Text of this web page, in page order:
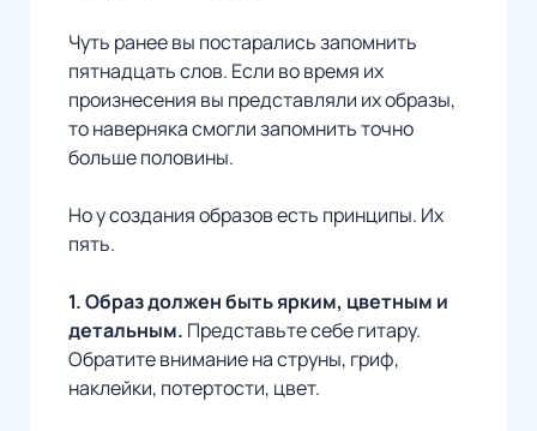
Чуть ранее вы постарались запомнить
пятнадцать слов. Если во время их
произнесения вы представляли их образы,
то наверняка смогли запомнить точно
больше половины.
Но у создания образов есть принципы. Их
пять.
1. Образ должен быть ярким, цветным и
детальным. Представьте себе гитару.
Обратите внимание на струны, гриф,
наклейки, потертости, цвет.